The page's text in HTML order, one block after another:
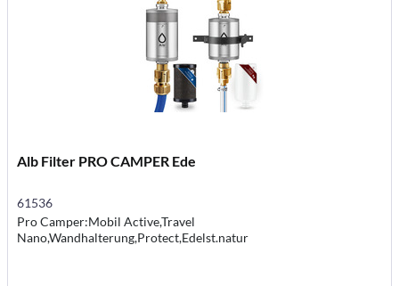
Alb Filter PRO CAMPER Ede
61536
Pro Camper:Mobil Active,Travel
Nano,Wandhalterung,Protect,Edelst.natur